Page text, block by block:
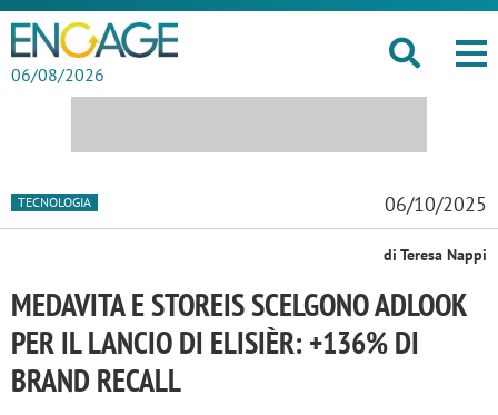
06/08/2026
TECNOLOGIA 06/10/2025
di Teresa Nappi
MEDAVITA E STOREIS SCELGONO ADLOOK
PER IL LANCIO DI ELISIÈR: +136% DI
BRAND RECALL